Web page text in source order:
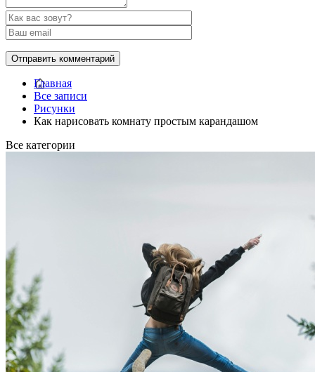
Главная
Все записи
Рисунки
Как нарисовать комнату простым карандашом
Все категории